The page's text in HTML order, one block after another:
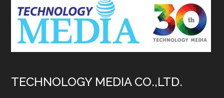
TECHNOLOGY MEDIA CO.,LTD.